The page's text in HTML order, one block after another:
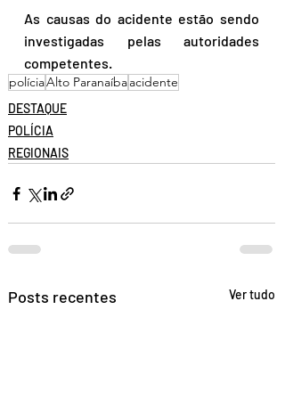
As causas do acidente estão sendo
investigadas pelas autoridades
competentes.
políciaAlto Paranaíbaacidente
DESTAQUE
POLÍCIA
REGIONAIS
Posts recentes Ver tudo